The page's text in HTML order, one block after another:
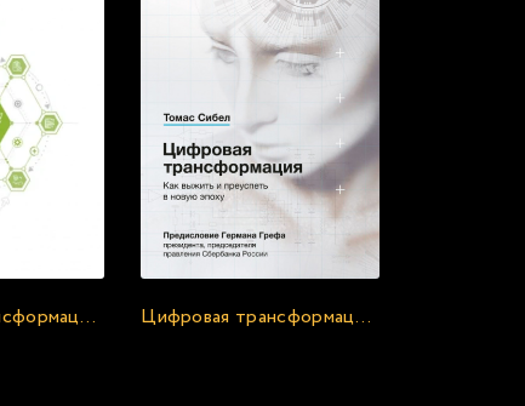
Цифровая трансформация документа и документооборота - Клуб 4CIO Цифровая трансформация. Как выжить и преуспеть в новую эпоху - Томас Сибел